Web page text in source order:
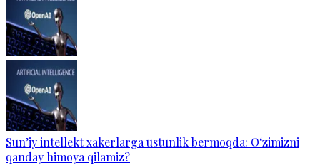
Sun’iy intellekt xakerlarga ustunlik bermoqda: O‘zimizni
qanday himoya qilamiz?